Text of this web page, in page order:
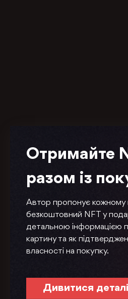
Отримайте
разом із
Автор пропонує кожному
безкоштовний NFT у
детальною інформацією
картину та як
власності на покупку.
Дивитися деталі